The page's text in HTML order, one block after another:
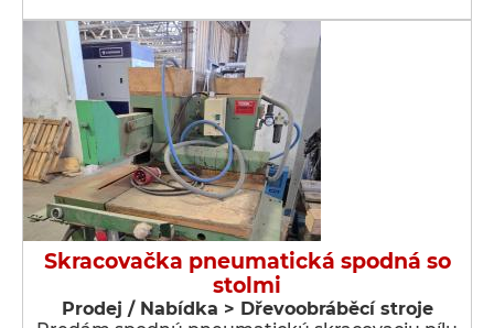
Skracovačka pneumatická spodná so
stolmi
Prodej / Nabídka > Dřevoobráběcí stroje